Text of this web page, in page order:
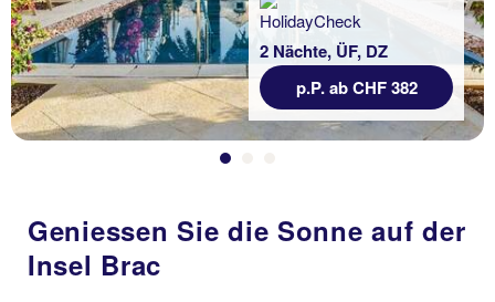
2 Nächte, ÜF, DZ
p.P. ab CHF 382
Geniessen Sie die Sonne auf der
Insel Brac